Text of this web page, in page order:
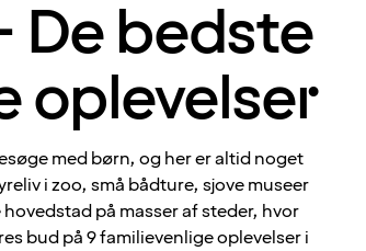
De bedste
oplevelser
med børn, og her er altid noget
i zoo, små bådture, sjove museer
på masser af steder, hvor
bud på 9 familievenlige oplevelser i